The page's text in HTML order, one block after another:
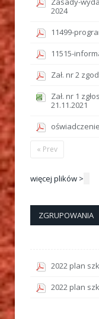
2024
11499-
11515-
Zał. nr 2
Zał. nr 1
21.11.2021
« Prev
więcej plików >
ZGRUPOWANIA
2022 plan
2022 plan